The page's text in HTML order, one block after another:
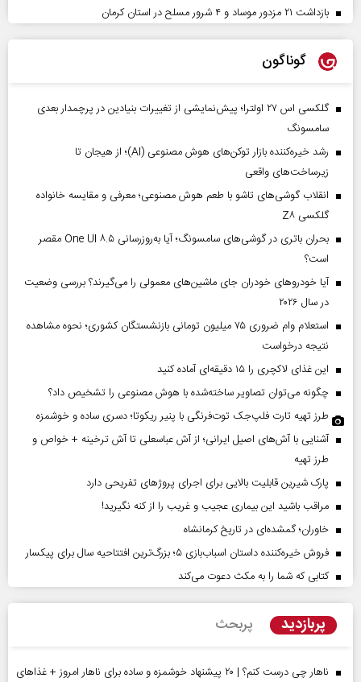
بازداشت ۲۱ مزدور موساد و ۴ شرور مسلح در استان کرمان
گوناگون
گلکسی اس ۲۷ اولترا؛ پیش‌نمایشی از تغییرات بنیادین در پرچمدار بعدی
سامسونگ
رشد خیره‌کننده بازار توکن‌های هوش مصنوعی (AI)؛ از هیجان تا
زیرساخت‌های واقعی
انقلاب گوشی‌های تاشو‌ با طعم هوش مصنوعی؛ معرفی و مقایسه خانواده
گلکسی Z۸
بحران باتری در گوشی‌های سامسونگ؛ آیا به‌روزرسانی One UI ۸.۵ مقصر
است؟
آیا خودروهای خودران جای ماشین‌های معمولی را می‌گیرند؟ بررسی وضعیت
در سال ۲۰۲۶
استعلام وام ضروری ۷۵ میلیون تومانی بازنشستگان کشوری؛ نحوه مشاهده
نتیجه درخواست
این غذای لاکچری را ۱۵ دقیقه‌ای آماده کنید
چگونه می‌توان تصاویر ساخته‌شده با هوش مصنوعی را تشخیص داد؟
طرز تهیه تارت فلپ‌جک توت‌فرنگی با پنیر ریکوتا؛ دسری ساده و خوشمزه
آشنایی با آش‌های اصیل ایرانی؛ از آش عباسعلی تا آش ترخینه + خواص و
طرز تهیه
پارک شیرین قابلیت‌ بالایی برای اجرای پروژهای تفریحی دارد
مراقب باشید این بیماری عجیب و غریب را از کنه نگیرید!
خاوران؛ گمشده‌ای در تاریخ کرمانشاه
فروش خیره‌کننده داستان اسباب‌بازی ۵؛ بزرگ‌ترین افتتاحیه سال برای پیکسار
کتابی که شما را به مکث دعوت می‌کند
پربازدید پربحث
ناهار چی درست کنم؟ | ۲۰ پیشنهاد خوشمزه و ساده برای ناهار امروز + غذاهای